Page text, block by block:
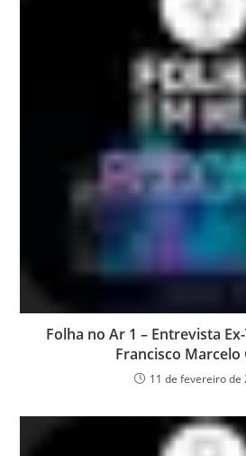
Folha no Ar 1 – Entrevista
Francisco Marcelo
11 de fevereiro de